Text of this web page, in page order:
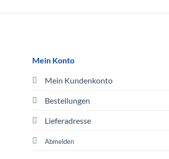
Mein Konto
Mein Kundenkonto
Bestellungen
Lieferadresse
Abmelden